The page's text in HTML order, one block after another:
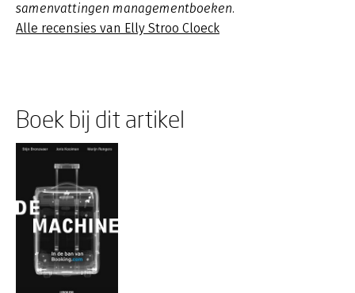
samenvattingen managementboeken.
Alle recensies van Elly Stroo Cloeck
Boek bij dit artikel